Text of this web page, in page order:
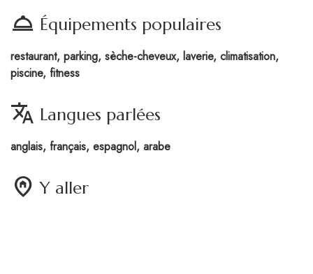
room_service Équipements populaires
restaurant, parking, sèche-cheveux, laverie, climatisation,
piscine, fitness
translate Langues parlées
anglais, français, espagnol, arabe
home_pin Y aller